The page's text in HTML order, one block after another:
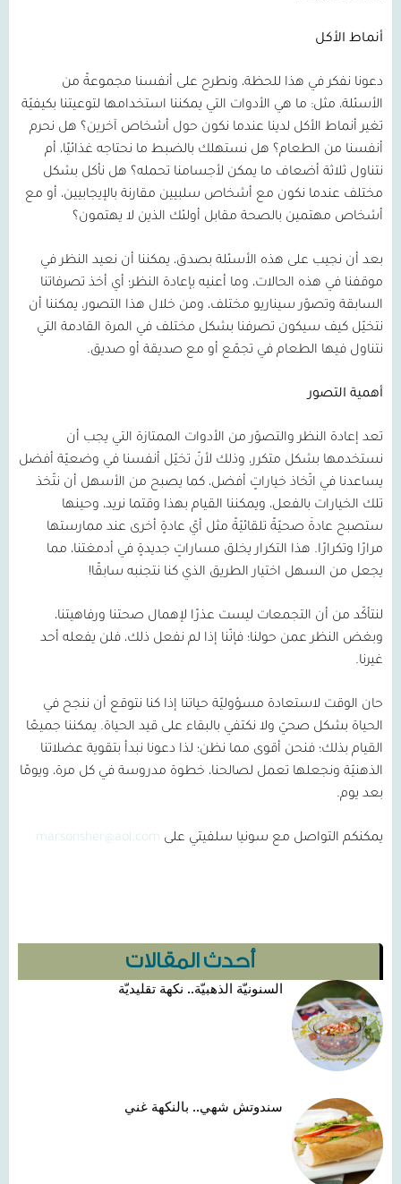
أحدث المقالات
السنونيّة الذهبيّة.. نكهة تقليديّة
سندوتش شهي.. بالنكهة غني
أنماط الأكل
دعونا نفكر في هذا للحظة، ونطرح على أنفسنا مجموعةً من
الأسئلة، مثل: ما هي الأدوات التي يمكننا استخدامها لتوعيتنا بكيفيّة
تغير أنماط الأكل لدينا عندما نكون حول أشخاص آخرين؟ هل نحرم
أنفسنا من الطعام؟ هل نستهلك بالضبط ما نحتاجه غذائيًا، أم
نتناول ثلاثة أضعاف ما يمكن لأجسامنا تحمله؟ هل نأكل بشكل
مختلف عندما نكون مع أشخاص سلبيين مقارنة بالإيجابيين، أو مع
أشخاص مهتمين بالصحة مقابل أولئك الذين لا يهتمون؟
بعد أن نجيب على هذه الأسئلة بصدق، يمكننا أن نعيد النظر في
موقفنا في هذه الحالات، وما أعنيه بإعادة النظر؛ أي أخذ تصرفاتنا
السابقة وتصوّر سيناريو مختلف، ومن خلال هذا التصور، يمكننا أن
نتخيّل كيف سيكون تصرفنا بشكل مختلف في المرة القادمة التي
نتناول فيها الطعام في تجمّع أو مع صديقة أو صديق.
أهمية التصور
تعد إعادة النظر والتصوّر من الأدوات الممتازة التي يجب أن
نستخدمها بشكل متكرر، وذلك لأنّ تخيّل أنفسنا في وضعيّة أفضل
يساعدنا في اتّخاذ خياراتٍ أفضل، كما يصبح من الأسهل أن نتّخذ
تلك الخيارات بالفعل، ويمكننا القيام بهذا وقتما نريد، وحينها
ستصبح عادةَ صحيّةً تلقائيّةً مثل أيّ عادةٍ أخرى عند ممارستها
مرارًا وتكرارًا. هذا التكرار يخلق مساراتٍ جديدةٍ في أدمغتنا، مما
يجعل من السهل اختيار الطريق الذي كنا نتجنبه سابقًا!
لنتأكّد من أن التجمعات ليست عذرًا لإهمال صحتنا ورفاهيتنا،
وبغض النظر عمن حولنا؛ فإنّنا إذا لم نفعل ذلك، فلن يفعله أحد
غيرنا.
حان الوقت لاستعادة مسؤوليّة حياتنا إذا كنا نتوقع أن ننجح في
الحياة بشكل صحيّ ولا نكتفي بالبقاء على قيد الحياة. يمكننا جميعًا
القيام بذلك؛ فنحن أقوى مما نظن؛ لذا دعونا نبدأ بتقوية عضلاتنا
الذهنيّة ونجعلها تعمل لصالحنا، خطوة مدروسة في كل مرة، ويومًا
بعد يوم.
يمكنكم التواصل مع سونيا سلفيتي على marsonsher@aol.com